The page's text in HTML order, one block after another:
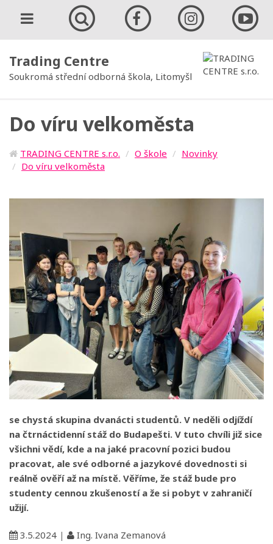
Trading Centre
Soukromá střední odborná škola, Litomyšl
Do víru velkoměsta
TRADING CENTRE s.r.o. O škole
Novinky
Do víru velkoměsta
se chystá skupina dvanácti studentů. V neděli odjíždí
na čtrnáctidenní stáž do Budapešti. V tuto chvíli již sice
všichni vědí, kde a na jaké pracovní pozici budou
pracovat, ale své odborné a jazykové dovednosti si
reálně ověří až na místě. Věříme, že stáž bude pro
studenty cennou zkušeností a že si pobyt v zahraničí
užijí.
3.5.2024 | Ing. Ivana Zemanová